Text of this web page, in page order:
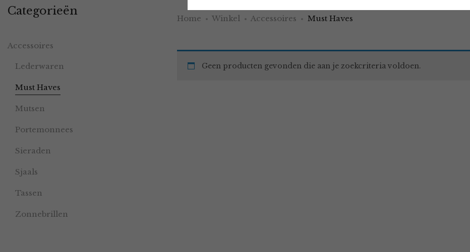
Home Winkel Accessoires Must Haves
Geen producten gevonden die aan je zoekcriteria voldoen.
Categorieën
Accessoires
Lederwaren
Must Haves
Mutsen
Portemonnees
Sieraden
Sjaals
Tassen
Zonnebrillen